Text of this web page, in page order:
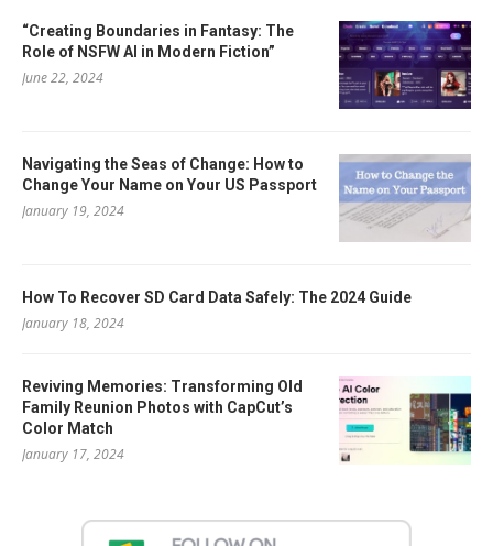
“Creating Boundaries in Fantasy: The
Role of NSFW AI in Modern Fiction”
June 22, 2024
Navigating the Seas of Change: How to
Change Your Name on Your US Passport
January 19, 2024
How To Recover SD Card Data Safely: The 2024 Guide
January 18, 2024
Reviving Memories: Transforming Old
Family Reunion Photos with CapCut’s
Color Match
January 17, 2024